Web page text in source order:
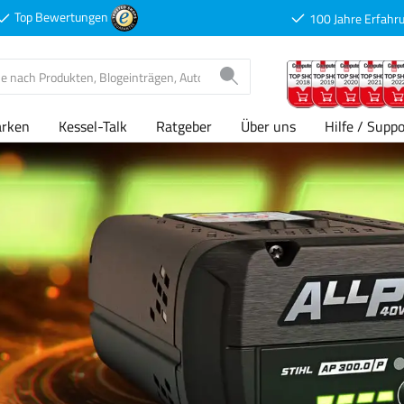
Top Bewertungen 100 Jahre
Kessel-Talk Ratgeber Über uns Hilfe /